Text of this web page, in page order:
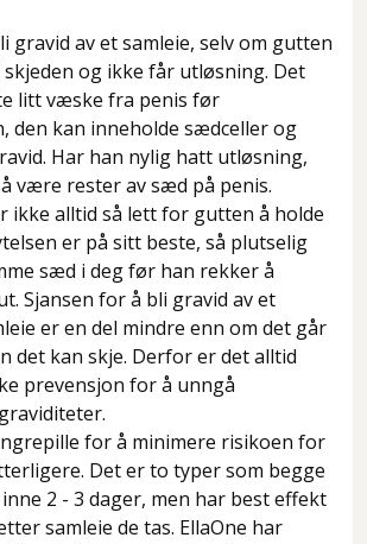
gravid av et samleie, selv om gutten
og ikke får utløsning. Det
litt væske fra penis før
den kan inneholde sædceller og
Har han nylig hatt utløsning,
være rester av sæd på penis.
ikke alltid så lett for gutten å holde
er på sitt beste, så plutselig
sæd i deg før han rekker å
Sjansen for å bli gravid av et
er en del mindre enn om det går
det kan skje. Derfor er det alltid
prevensjon for å unngå
for å minimere risikoen for
Det er to typer som begge
2 - 3 dager, men har best effekt
samleie de tas. EllaOne har